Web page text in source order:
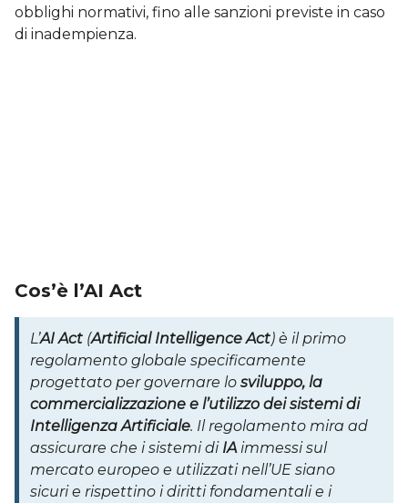
obblighi normativi, fino alle sanzioni previste in caso
di inadempienza.
Cos’è l’AI Act
L’AI Act (Artificial Intelligence Act) è il primo
regolamento globale specificamente
progettato per governare lo sviluppo, la
commercializzazione e l’utilizzo dei sistemi di
Intelligenza Artificiale. Il regolamento mira ad
assicurare che i sistemi di IA immessi sul
mercato europeo e utilizzati nell’UE siano
sicuri e rispettino i diritti fondamentali e i